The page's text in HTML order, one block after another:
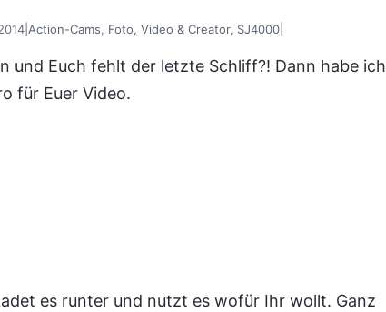
| Action-Cams, Foto, Video & Creator, SJ4000|
und Euch fehlt der letzte Schliff?! Dann habe ich
für Euer Video.
es runter und nutzt es wofür Ihr wollt. Ganz